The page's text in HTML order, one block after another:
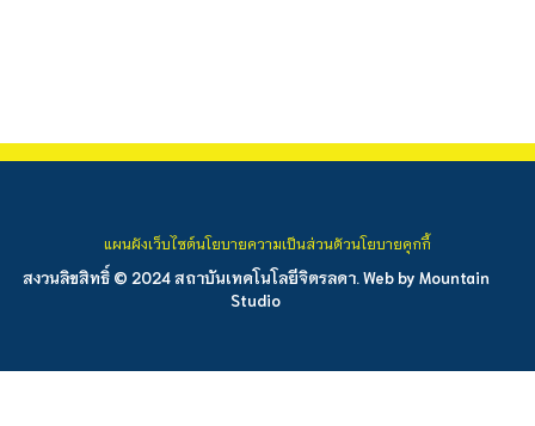
สงวนลิขสิทธิ์ © 2024 สถาบันเทคโนโลยีจิตรลดา. Web by Mountain
Studio
แผนผังเว็บไซต์นโยบายความเป็นส่วนตัวนโยบายคุกกี้